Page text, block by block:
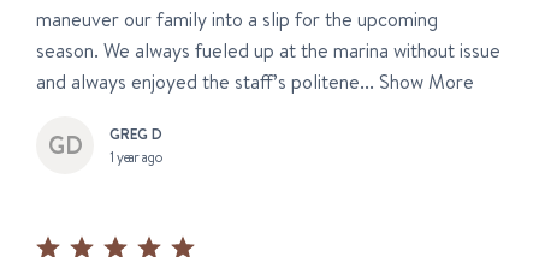
maneuver our family into a slip for the upcoming
season. We always fueled up at the marina without issue
and always enjoyed the staff’s politene... Show More
GREG D
1 year ago